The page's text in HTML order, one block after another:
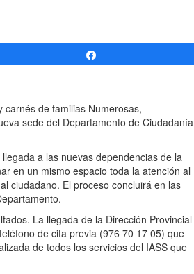
de familias Numerosas,
sede del Departamento de Ciudadanía
a las nuevas dependencias de la
en un mismo espacio toda la atención al
ciudadano. El proceso concluirá en las
La llegada de la Dirección Provincial
de cita previa (976 70 17 05) que
de todos los servicios del IASS que